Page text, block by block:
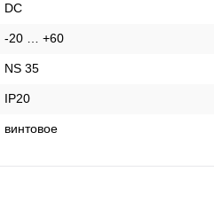
DC
-20 … +60
NS 35
IP20
винтовое